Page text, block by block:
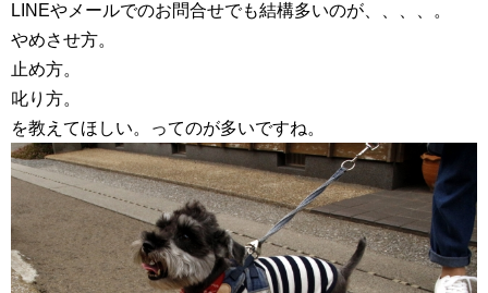
LINEやメールでのお問合せでも結構多いのが、、、、。
やめさせ方。
止め方。
叱り方。
を教えてほしい。ってのが多いですね。